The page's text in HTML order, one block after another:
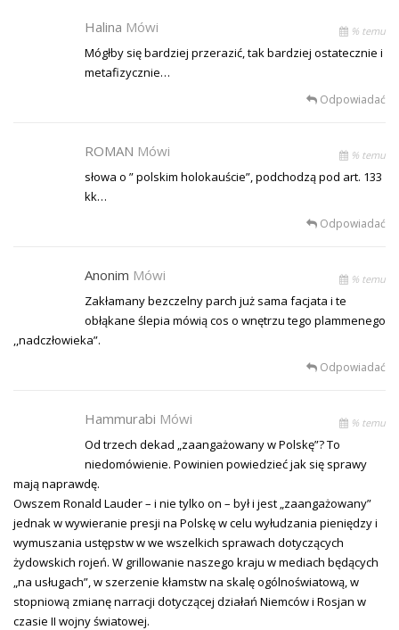
Halina Mówi % temu
Mógłby się bardziej przerazić, tak bardziej ostatecznie i
metafizycznie…
Odpowiadać
ROMAN Mówi % temu
słowa o ” polskim holokauście”, podchodzą pod art. 133
kk…
Odpowiadać
Anonim Mówi % temu
Zakłamany bezczelny parch już sama facjata i te
obłąkane ślepia mówią cos o wnętrzu tego plammenego
,,nadczłowieka”.
Odpowiadać
Hammurabi Mówi % temu
Od trzech dekad „zaangażowany w Polskę”? To
niedomówienie. Powinien powiedzieć jak się sprawy
mają naprawdę.
Owszem Ronald Lauder – i nie tylko on – był i jest „zaangażowany”
jednak w wywieranie presji na Polskę w celu wyłudzania pieniędzy i
wymuszania ustępstw w we wszelkich sprawach dotyczących
żydowskich rojeń. W grillowanie naszego kraju w mediach będących
„na usługach”, w szerzenie kłamstw na skalę ogólnoświatową, w
stopniową zmianę narracji dotyczącej działań Niemców i Rosjan w
czasie II wojny światowej.